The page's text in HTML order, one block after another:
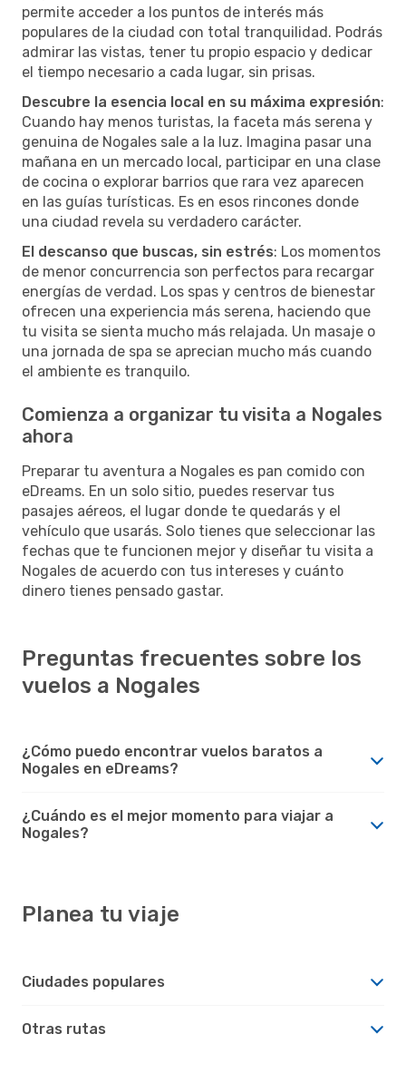
permite acceder a los puntos de interés más
populares de la ciudad con total tranquilidad. Podrás
admirar las vistas, tener tu propio espacio y dedicar
el tiempo necesario a cada lugar, sin prisas.
Descubre la esencia local en su máxima expresión:
Cuando hay menos turistas, la faceta más serena y
genuina de Nogales sale a la luz. Imagina pasar una
mañana en un mercado local, participar en una clase
de cocina o explorar barrios que rara vez aparecen
en las guías turísticas. Es en esos rincones donde
una ciudad revela su verdadero carácter.
El descanso que buscas, sin estrés: Los momentos
de menor concurrencia son perfectos para recargar
energías de verdad. Los spas y centros de bienestar
ofrecen una experiencia más serena, haciendo que
tu visita se sienta mucho más relajada. Un masaje o
una jornada de spa se aprecian mucho más cuando
el ambiente es tranquilo.
Comienza a organizar tu visita a Nogales
ahora
Preparar tu aventura a Nogales es pan comido con
eDreams. En un solo sitio, puedes reservar tus
pasajes aéreos, el lugar donde te quedarás y el
vehículo que usarás. Solo tienes que seleccionar las
fechas que te funcionen mejor y diseñar tu visita a
Nogales de acuerdo con tus intereses y cuánto
dinero tienes pensado gastar.
Preguntas frecuentes sobre los
vuelos a Nogales
¿Cómo puedo encontrar vuelos baratos a
Nogales en eDreams?
¿Cuándo es el mejor momento para viajar a
Nogales?
Planea tu viaje
Ciudades populares
Otras rutas